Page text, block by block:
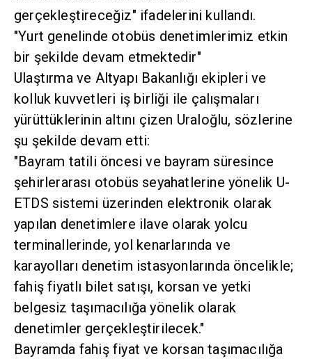
gerçekleştireceğiz" ifadelerini kullandı.
"Yurt genelinde otobüs denetimlerimiz etkin
bir şekilde devam etmektedir"
Ulaştırma ve Altyapı Bakanlığı ekipleri ve
kolluk kuvvetleri iş birliği ile çalışmaları
yürüttüklerinin altını çizen Uraloğlu, sözlerine
şu şekilde devam etti:
"Bayram tatili öncesi ve bayram süresince
şehirlerarası otobüs seyahatlerine yönelik U-
ETDS sistemi üzerinden elektronik olarak
yapılan denetimlere ilave olarak yolcu
terminallerinde, yol kenarlarında ve
karayolları denetim istasyonlarında öncelikle;
fahiş fiyatlı bilet satışı, korsan ve yetki
belgesiz taşımacılığa yönelik olarak
denetimler gerçekleştirilecek."
Bayramda fahiş fiyat ve korsan taşımacılığa